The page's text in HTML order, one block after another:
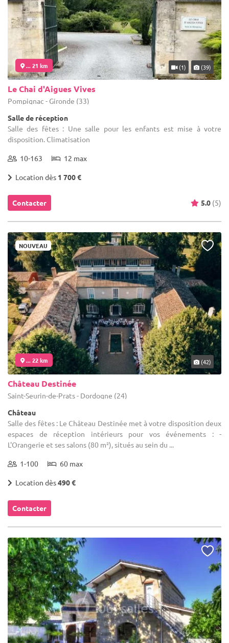
... 21 km (1) (39)
Le Chai d'Aigues Vives
Pompignac - Gironde (33)
Salle de réception
Salle des fêtes : Une salle pour les enfants est mise à votre
disposition. Climatisation
10-163 12 max
Location dès 1 700 €
Contacter 5.0 (5)
NOUVEAU
... 22 km (42)
Château Destinée
Saint-Seurin-de-Prats - Dordogne (24)
Château
Salle des fêtes : Le Château Destinée met à votre disposition deux
espaces de réception intérieurs pour vos événements : -
L'Orangerie et ses salons (80 m²), situés au sein du ...
1-100 60 max
Location dès490 €
Contacter